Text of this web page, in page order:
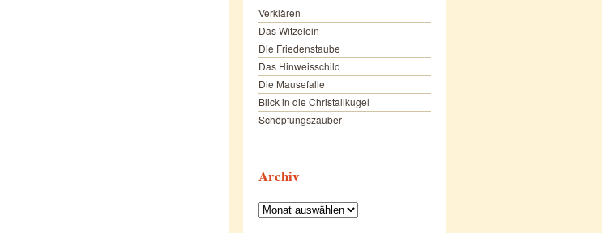
Verklären
Das Witzelein
Die Friedenstaube
Das Hinweisschild
Die Mausefalle
Blick in die Christallkugel
Schöpfungszauber
Archiv
Archiv